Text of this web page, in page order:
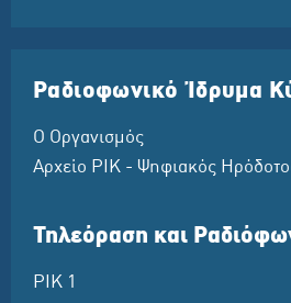
Ραδιοφωνικό Ίδρυμα
Ο Οργανισμός
Αρχείο ΡΙΚ - Ψηφιακός
Τηλεόραση και
ΡΙΚ 1